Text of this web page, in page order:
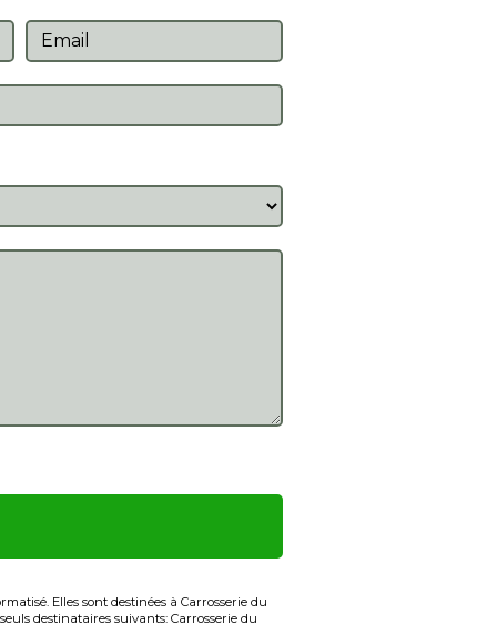
Elles sont destinées à Carrosserie du
destinataires suivants: Carrosserie du